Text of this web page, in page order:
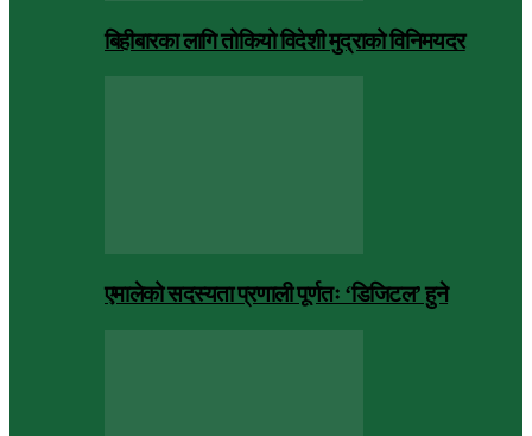
बिहीबारका लागि तोकियो विदेशी मुद्राको विनिमयदर
एमालेको सदस्यता प्रणाली पूर्णतः ‘डिजिटल’ हुने